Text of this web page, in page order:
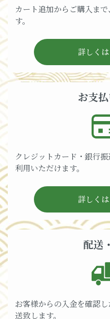
カート追加からご購入ま
す。
詳しく
お支
クレジットカード・銀行
利用いただけます。
詳しく
配送
お客様からの入金を確認
送致します。